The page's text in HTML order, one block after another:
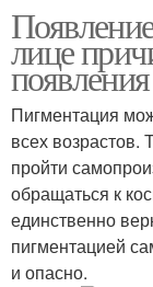
лице
Пигментация
всех возрастов.
пройти
обращаться к
единственно
пигментацией
и опасно.